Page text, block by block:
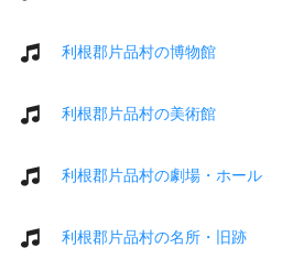
利根郡片品村の博物館
利根郡片品村の美術館
利根郡片品村の劇場・ホール
利根郡片品村の名所・旧跡